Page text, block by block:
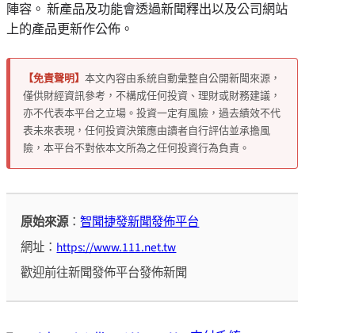
陣容。 新產品及功能會透過新聞釋出以及公司網站
上的產品更新作公佈。
【免責聲明】 本文內容由系統自動彙整自公開新聞來源，
僅供財經資訊參考，不構成任何投資、理財或財務建議，
亦不代表本平台之立場。投資一定有風險，過去績效不代
表未來表現，任何投資決策應由讀者自行評估並承擔風
險，本平台不對依本文所為之任何投資行為負責。
原始來源：智聞捷發新聞發佈平台
網址： https://www.111.net.tw
歡迎前往新聞發佈平台發佈新聞